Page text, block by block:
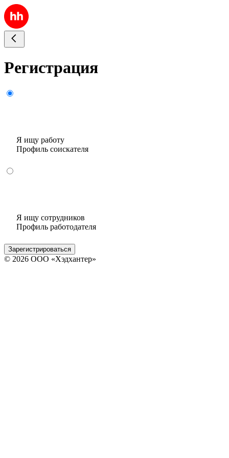
Регистрация
Я ищу работу
Профиль соискателя
Я ищу сотрудников
Профиль работодателя
Зарегистрироваться
© 2026 ООО «Хэдхантер»